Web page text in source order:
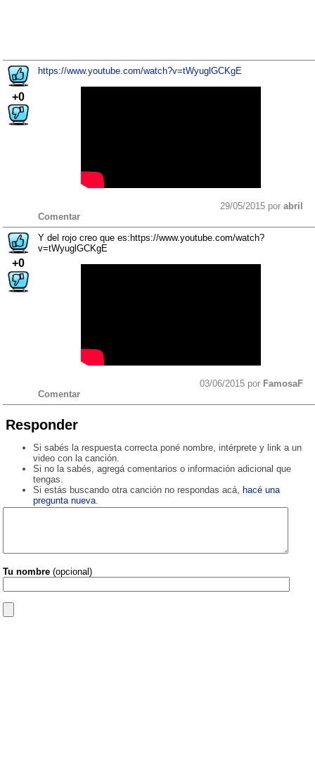
+0
https://www.youtube.com/watch?v=tWyuglGCKgE
29/05/2015 por abril
Comentar
+0
Y del rojo creo que es:https://www.youtube.com/watch?
v=tWyuglGCKgE
03/06/2015 por FamosaF
Comentar
Responder
Si sabés la respuesta correcta poné nombre, intérprete y link a un
video con la canción.
Si no la sabés, agregá comentarios o información adicional que
tengas.
Si estás buscando otra canción no respondas acá,
hacé una
pregunta nueva.
Tu nombre (opcional)